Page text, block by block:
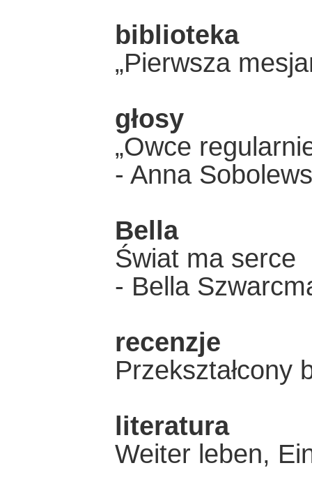
biblioteka
„Pierwsza
głosy
„Owce
- Anna
Bella
Świat ma serce
- Bella
recenzje
Przekształcony
literatura
Weiter leben,